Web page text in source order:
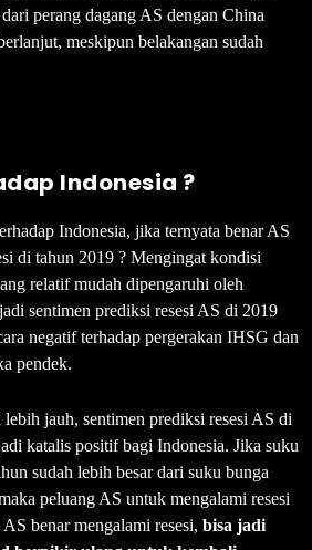
perang dagang AS dengan China
meskipun belakangan sudah
Indonesia ?
Indonesia, jika ternyata benar AS
di tahun 2019 ? Mengingat kondisi
relatif mudah dipengaruhi oleh
sentimen prediksi resesi AS di 2019
negatif terhadap pergerakan IHSG dan
pendek.
jauh, sentimen prediksi resesi AS di
katalis positif bagi Indonesia. Jika suku
sudah lebih besar dari suku bunga
peluang AS untuk mengalami resesi
benar mengalami resesi, bisa jadi